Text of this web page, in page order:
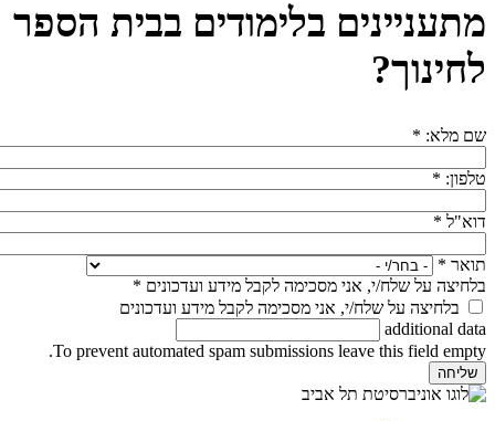
מתעניינים בלימודים בבית הספר
לחינוך?
שם מלא: *
טלפון: *
דוא"ל *
תואר *
בלחיצה על שלח/י, אני מסכימה לקבל מידע ועדכונים *
בלחיצה על שלח/י, אני מסכימה לקבל מידע ועדכונים
additional data
To prevent automated spam submissions leave this field empty.